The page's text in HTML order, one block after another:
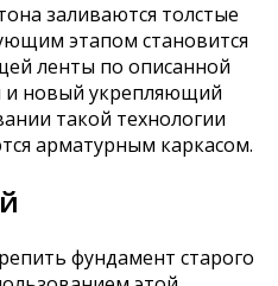
заливаются толстые
этапом становится
ленты по описанной
новый укрепляющий
такой технологии
арматурным каркасом.
фундамент старого